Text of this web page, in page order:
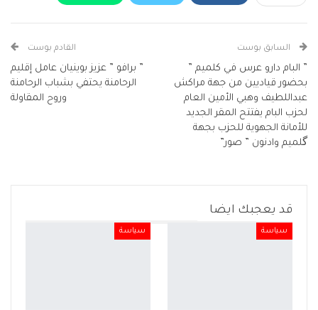
Telegram
السابق بوست
” البام دارو عرس في كلميم ”
بحضور قياديين من جهة مراكش
عبداللطيف وهبي الأمين العام
لحزب البام يفتتح المقر الجديد
للأمانة الجهوية للحزب بجهة
گلميم وادنون ” صور”
القادم بوست
” برافو ” عزيز بوينيان عامل إقليم
الرحامنة يحتفي بشباب الرحامنة
وروح المقاولة
قد يعجبك ايضا
سياسة سياسة